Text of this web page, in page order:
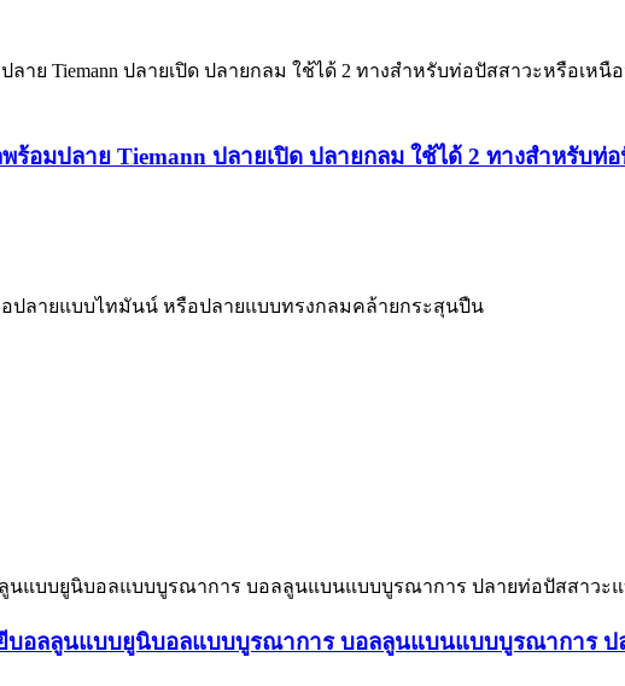
มปลาย Tiemann ปลายเปิด ปลายกลม ใช้ได้ 2 ทางสำหรับท่
ปลายแบบไทมันน์ หรือปลายแบบทรงกลมคล้ายกระสุนปืน
บอลลูนแบบยูนิบอลแบบบูรณาการ บอลลูนแบนแบบบูรณาการ